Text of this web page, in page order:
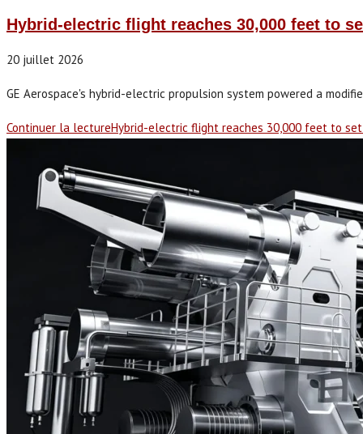
Hybrid-electric flight reaches 30,000 feet to
20 juillet 2026
GE Aerospace's hybrid-electric propulsion system powered a
Continuer la lectureHybrid-electric flight reaches 30,000 feet to